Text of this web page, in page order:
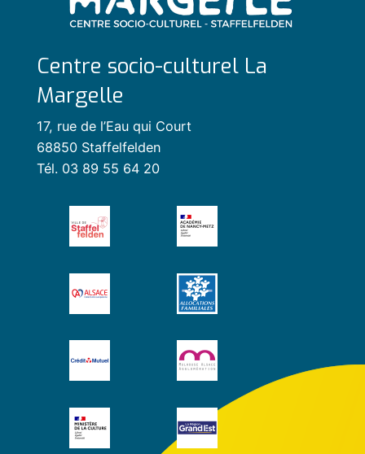
Centre socio-culturel La
Margelle
17, rue de l’Eau qui Court
68850 Staffelfelden
Tél. 03 89 55 64 20